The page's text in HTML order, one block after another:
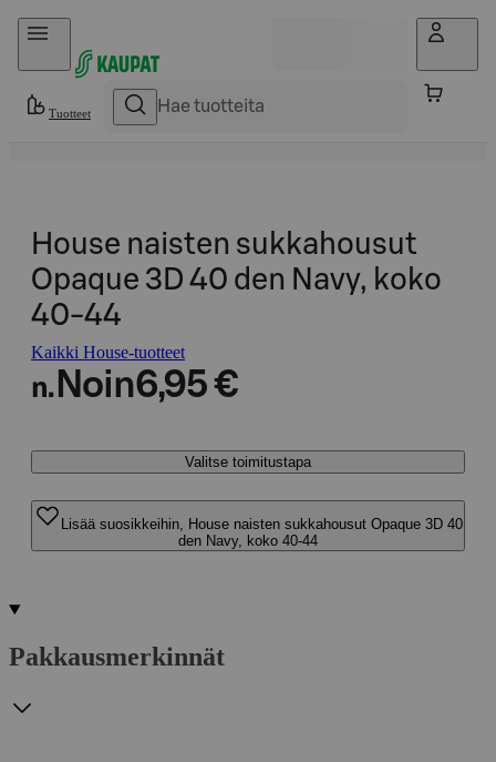
Hyppää sisältöön
Tuotteet
House naisten sukkahousut
Opaque 3D 40 den Navy, koko
40-44
Kaikki House-tuotteet
n. Noin6,95 €
Valitse toimitustapa
Lisää suosikkeihin, House naisten sukkahousut Opaque 3D 40
den Navy, koko 40-44
Pakkausmerkinnät